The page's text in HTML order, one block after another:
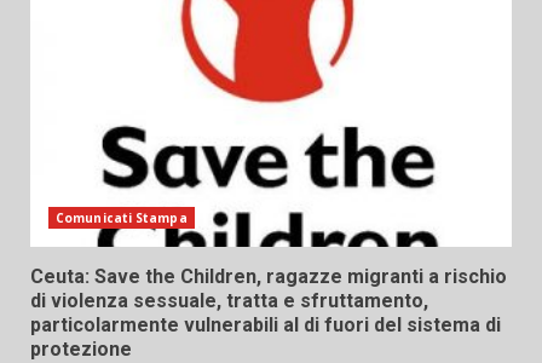
Comunicati Stampa
Ceuta: Save the Children, ragazze migranti a rischio
di violenza sessuale, tratta e sfruttamento,
particolarmente vulnerabili al di fuori del sistema di
protezione